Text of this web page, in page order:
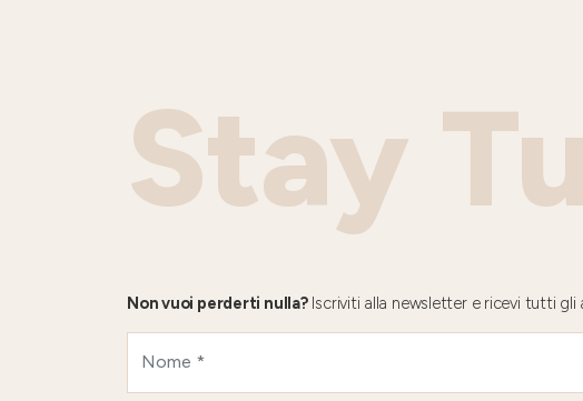
Stay
Non vuoi perderti nulla?Iscriviti alla newsletter e ricevi tutti